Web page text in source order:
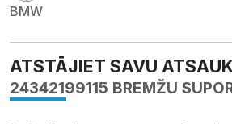
BMW
ATSTĀJIET SAVU
24342199115 BREMŽU